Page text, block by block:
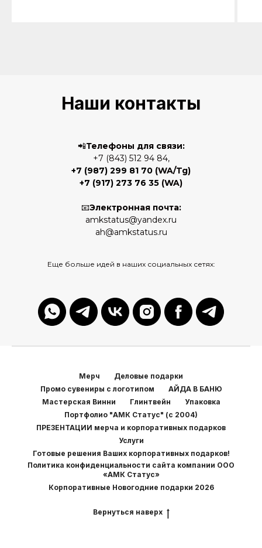
Наши контакты
📲Телефоны для связи:
+7 (843) 512 94 84,
+7 (987) 299 81 70 (WA/Tg)
+7 (917) 273 76 35 (WA)
📧Электронная почта:
amkstatus@yandex.ru
ah@amkstatus.ru
Еще больше идей в наших социальных сетях:
Мерч
Деловые подарки
Промо сувениры с логотипом
АЙДА В БАНЮ
Мастерская Винни
Глинтвейн
Упаковка
Портфолио "АМК Статус" (с 2004)
ПРЕЗЕНТАЦИИ мерча и корпоративных подарков
Услуги
Готовые решения Ваших корпоративных подарков!
Политика конфиденциальности сайта компании ООО
«АМК Статус»
Корпоративные Новогодние подарки 2026
Вернуться наверх